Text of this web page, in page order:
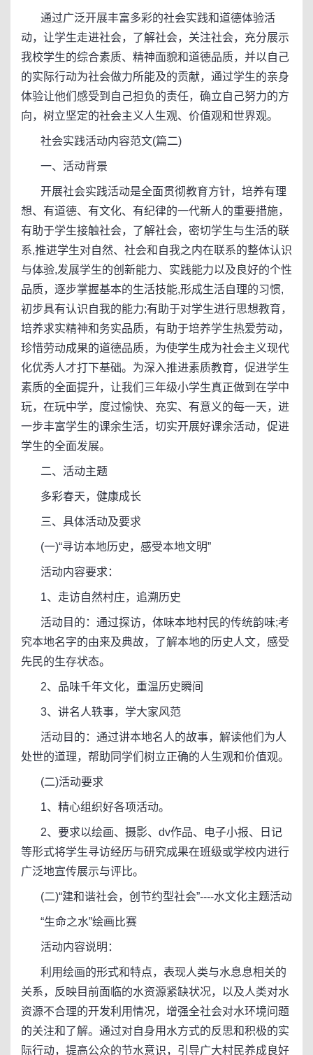
通过广泛开展丰富多彩的社会实践和道德体验活
动，让学生走进社会，了解社会，关注社会，充分展示
我校学生的综合素质、精神面貌和道德品质，并以自己
的实际行动为社会做力所能及的贡献，通过学生的亲身
体验让他们感受到自己担负的责任，确立自己努力的方
向，树立坚定的社会主义人生观、价值观和世界观。
社会实践活动内容范文(篇二)
一、活动背景
开展社会实践活动是全面贯彻教育方针，培养有理
想、有道德、有文化、有纪律的一代新人的重要措施，
有助于学生接触社会，了解社会，密切学生与生活的联
系,推进学生对自然、社会和自我之内在联系的整体认识
与体验,发展学生的创新能力、实践能力以及良好的个性
品质，逐步掌握基本的生活技能,形成生活自理的习惯,
初步具有认识自我的能力;有助于对学生进行思想教育，
培养求实精神和务实品质，有助于培养学生热爱劳动，
珍惜劳动成果的道德品质，为使学生成为社会主义现代
化优秀人才打下基础。为深入推进素质教育，促进学生
素质的全面提升，让我们三年级小学生真正做到在学中
玩，在玩中学，度过愉快、充实、有意义的每一天，进
一步丰富学生的课余生活，切实开展好课余活动，促进
学生的全面发展。
二、活动主题
多彩春天，健康成长
三、具体活动及要求
(一)“寻访本地历史，感受本地文明”
活动内容要求：
1、走访自然村庄，追溯历史
活动目的：通过探访，体味本地村民的传统韵味;考
究本地名字的由来及典故，了解本地的历史人文，感受
先民的生存状态。
2、品味千年文化，重温历史瞬间
3、讲名人轶事，学大家风范
活动目的：通过讲本地名人的故事，解读他们为人
处世的道理，帮助同学们树立正确的人生观和价值观。
(二)活动要求
1、精心组织好各项活动。
2、要求以绘画、摄影、dv作品、电子小报、日记
等形式将学生寻访经历与研究成果在班级或学校内进行
广泛地宣传展示与评比。
(二)“建和谐社会，创节约型社会”----水文化主题活动
“生命之水”绘画比赛
活动内容说明：
利用绘画的形式和特点，表现人类与水息息相关的
关系，反映目前面临的水资源紧缺状况，以及人类对水
资源不合理的开发利用情况，增强全社会对水环境问题
的关注和了解。通过对自身用水方式的反思和积极的实
际行动，提高公众的节水意识，引导广大村民养成良好